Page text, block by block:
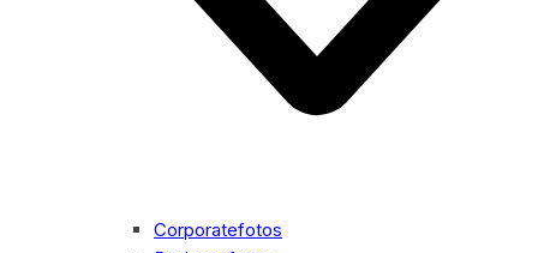
Corporatefotos